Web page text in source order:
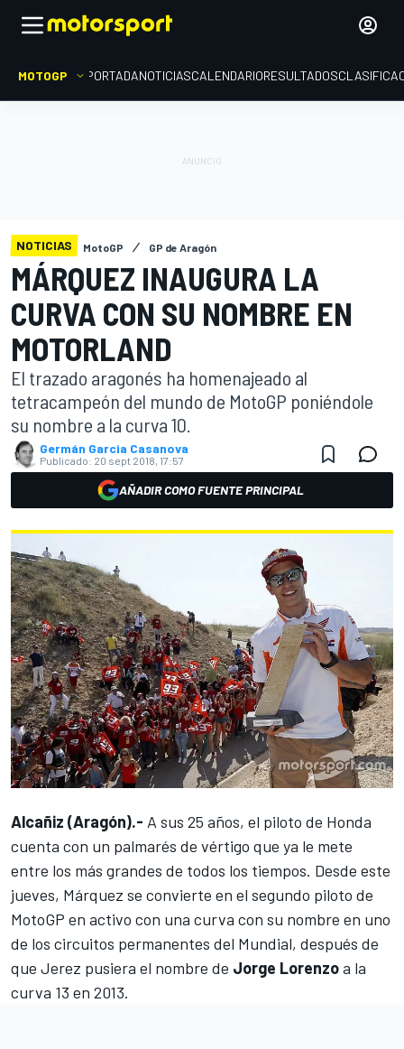
MOTOGP PORTADANOTICIASCALENDARIORESULTADOS
NOTICIAS MotoGP GP de Aragón
MÁRQUEZ INAUGURA LA
CURVA CON SU NOMBRE EN
MOTORLAND
El trazado aragonés ha homenajeado al
tetracampeón del mundo de MotoGP poniéndole
su nombre a la curva 10.
Germán Garcia Casanova
Publicado: 20 sept 2018, 17:57
AÑADIR COMO FUENTE PRINCIPAL
Alcañiz (Aragón).- A sus 25 años, el piloto de Honda
cuenta con un palmarés de vértigo que ya le mete
entre los más grandes de todos los tiempos. Desde este
jueves, Márquez se convierte en el segundo piloto de
MotoGP en activo con una curva con su nombre en uno
de los circuitos permanentes del Mundial, después de
que Jerez pusiera el nombre de Jorge Lorenzoa la
curva 13 en 2013.